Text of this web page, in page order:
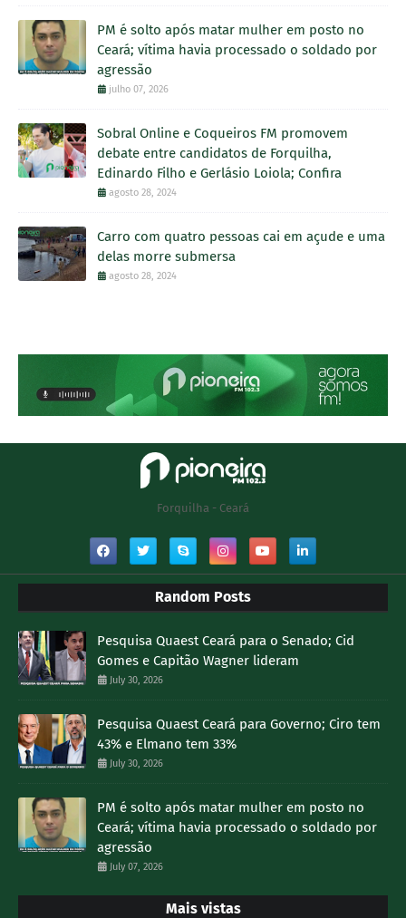
PM é solto após matar mulher em posto no
Ceará; vítima havia processado o soldado por
agressão
julho 07, 2026
Sobral Online e Coqueiros FM promovem
debate entre candidatos de Forquilha,
Edinardo Filho e Gerlásio Loiola; Confira
agosto 28, 2024
Carro com quatro pessoas cai em açude e uma
delas morre submersa
agosto 28, 2024
Forquilha - Ceará
Random Posts
Pesquisa Quaest Ceará para o Senado; Cid
Gomes e Capitão Wagner lideram
July 30, 2026
Pesquisa Quaest Ceará para Governo; Ciro tem
43% e Elmano tem 33%
July 30, 2026
PM é solto após matar mulher em posto no
Ceará; vítima havia processado o soldado por
agressão
July 07, 2026
Mais vistas